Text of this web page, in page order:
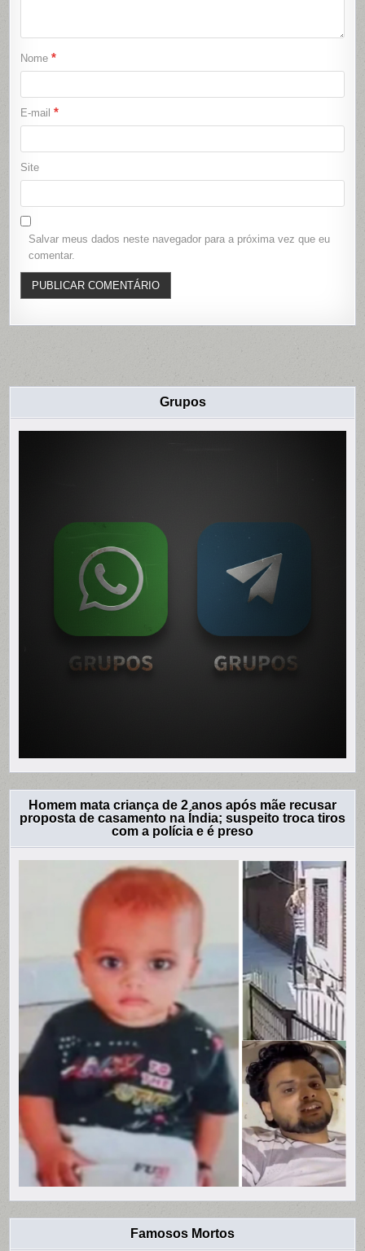
Nome*
E-mail*
Site
Salvar meus dados neste navegador para a próxima vez que eu
comentar.
Grupos
Homem mata criança de 2 anos após mãe recusar
proposta de casamento na Índia; suspeito troca tiros
com a polícia e é preso
Famosos Mortos